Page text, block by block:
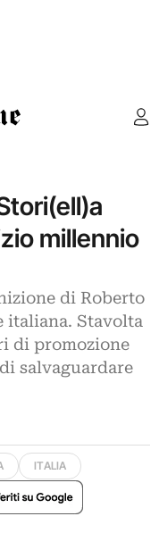
millennio
di Roberto
italiana. Stavolta
di promozione
salvaguardare
ITALIA